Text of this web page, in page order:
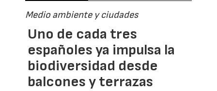
Medio ambiente y ciudades
Uno de cada tres
españoles ya impulsa la
biodiversidad desde
balcones y terrazas